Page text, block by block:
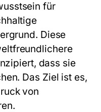
für
Diese
dass sie
Das Ziel ist es,
von